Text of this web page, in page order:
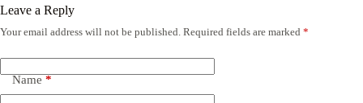
Leave a Reply
Your email address will not be published. Required fields are marked *
Name*